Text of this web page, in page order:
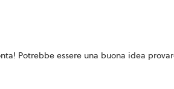
Potrebbe essere una buona idea